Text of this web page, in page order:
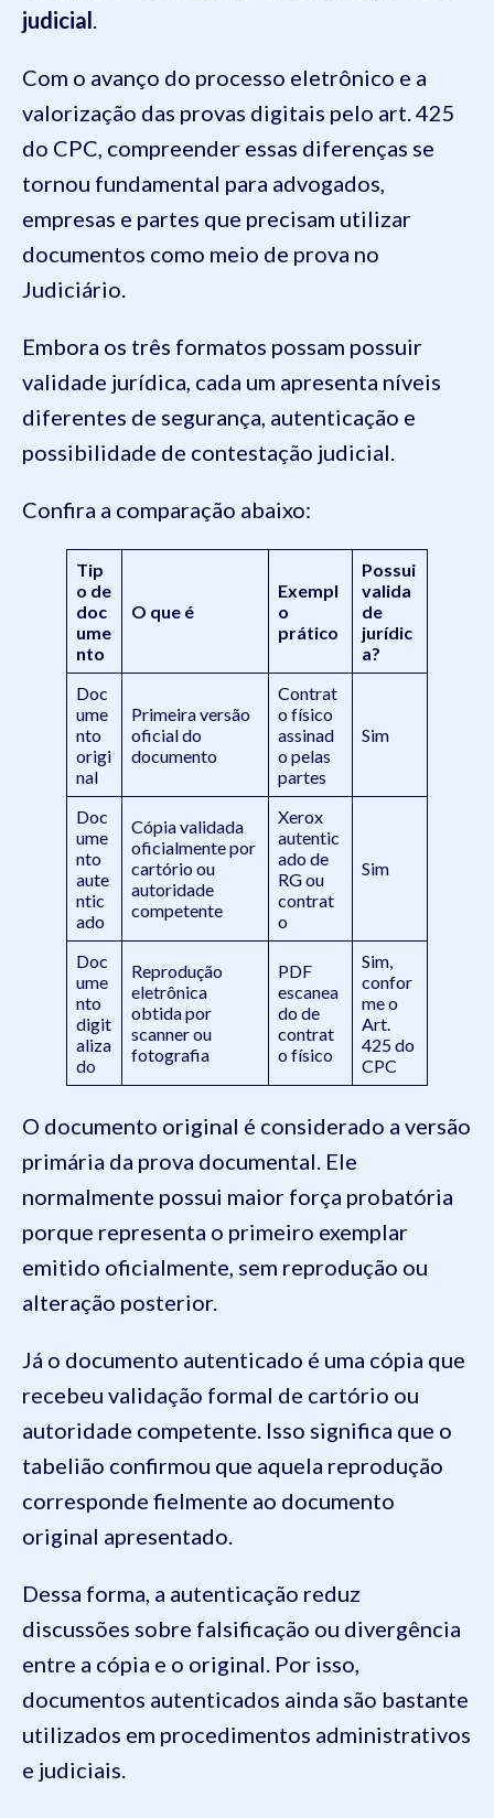
judicial.
Com o avanço do processo eletrônico e a
valorização das provas digitais pelo art. 425
do CPC, compreender essas diferenças se
tornou fundamental para advogados,
empresas e partes que precisam utilizar
documentos como meio de prova no
Judiciário.
Embora os três formatos possam possuir
validade jurídica, cada um apresenta níveis
diferentes de segurança, autenticação e
possibilidade de contestação judicial.
Confira a comparação abaixo:
Tip
o de
doc
ume
nto
O que é
Exempl
o
prático
Possui
valida
de
jurídic
a?
Doc
ume
nto
origi
nal
Primeira versão
oficial do
documento
Contrat
o físico
assinad
o pelas
partes
Sim
Doc
ume
nto
aute
ntic
ado
Cópia validada
oficialmente por
cartório ou
autoridade
competente
Xerox
autentic
ado de
RG ou
contrat
o
Sim
Doc
ume
nto
digit
aliza
do
Reprodução
eletrônica
obtida por
scanner ou
fotografia
PDF
escanea
do de
contrat
o físico
Sim,
confor
me o
Art.
425 do
CPC
O documento original é considerado a versão
primária da prova documental. Ele
normalmente possui maior força probatória
porque representa o primeiro exemplar
emitido oficialmente, sem reprodução ou
alteração posterior.
Já o documento autenticado é uma cópia que
recebeu validação formal de cartório ou
autoridade competente. Isso significa que o
tabelião confirmou que aquela reprodução
corresponde fielmente ao documento
original apresentado.
Dessa forma, a autenticação reduz
discussões sobre falsificação ou divergência
entre a cópia e o original. Por isso,
documentos autenticados ainda são bastante
utilizados em procedimentos administrativos
e judiciais.